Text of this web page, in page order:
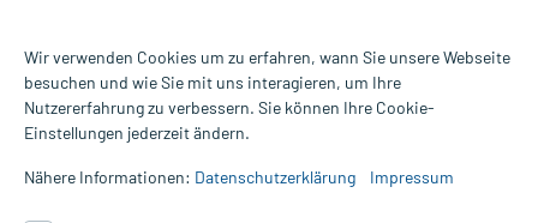
durchschnittlich 4,7 von 5 Sternen abgegeben.
Alle Preise gelten inkl. MwSt., ggf. zzgl. Versandkosten
Informationen auf dieser Website werden ausschließlich für
die Untersuchung und Behandlung durch einen Arzt. Bitte
Wir verwenden Cookies um zu erfahren, wann Sie unsere Webseite
besuchen und wie Sie mit uns interagieren, um Ihre
Nutzererfahrung zu verbessern. Sie können Ihre Cookie-
Einstellungen jederzeit ändern.
Nähere Informationen: Datenschutzerklärung Impressum